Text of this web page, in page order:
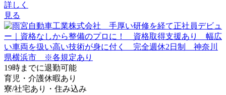
詳しく
見る
19時までに退勤可能
育児・介護休暇あり
寮/社宅あり・住み込み